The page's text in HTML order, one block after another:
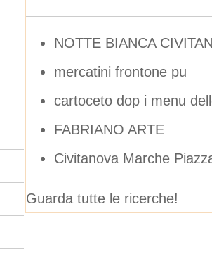
NOTTE BIANCA
mercatini frontone pu
cartoceto dop i menu
FABRIANO ARTE
Civitanova Marche
Guarda tutte le ricerche!